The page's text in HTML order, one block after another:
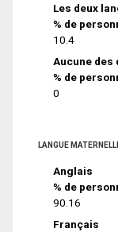
Les deux
% de
10.4
Aucune des
% de
0
LANGUE
Anglais
% de
90.16
Français